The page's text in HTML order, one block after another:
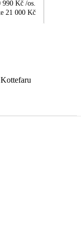
990 Kč /os.
21 000 Kč